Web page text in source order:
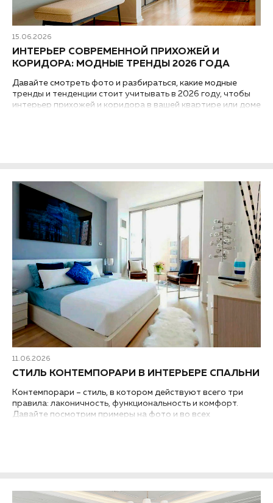
15.06.2026
ИНТЕРЬЕР СОВРЕМЕННОЙ ПРИХОЖЕЙ И
КОРИДОРА: МОДНЫЕ ТРЕНДЫ 2026 ГОДА
Давайте смотреть фото и разбираться, какие модные
тренды и тенденции стоит учитывать в 2026 году, чтобы
интерьер прихожей и коридора в вашей квартире или доме
11.06.2026
СТИЛЬ КОНТЕМПОРАРИ В ИНТЕРЬЕРЕ СПАЛЬНИ
Контемпорари – стиль, в котором действуют всего три
правила: лаконичность, функциональность и комфорт.
Давайте посмотрим примеры на фото и во всех